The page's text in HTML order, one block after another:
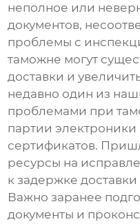
неполное или
документов,
проблемы с
таможне могут
доставки и
недавно один из
проблемами при
партии электроники
сертификатов.
ресурсы на
к задержке
Важно заранее
документы и